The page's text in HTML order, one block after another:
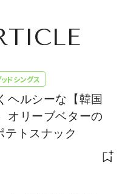
ドシングス
ヘルシーな【韓国
オリーブベターの
テトスナック